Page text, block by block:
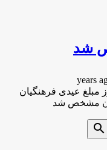
شد
عیدی فرهنگیان
مشخص شد
search